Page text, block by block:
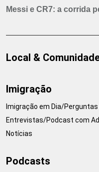
Messi e CR7: a corrida
Local &
Imigração
Imigração em Dia/
Entrevistas/Podcast com
Notícias
Podcasts